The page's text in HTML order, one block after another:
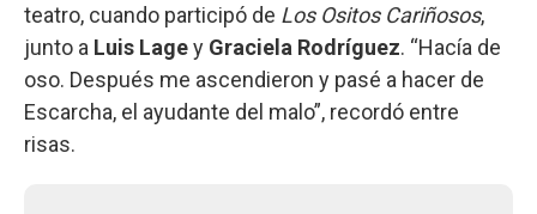
teatro, cuando participó de Los Ositos Cariñosos,
junto a Luis Lagey Graciela Rodríguez. “Hacía de
oso. Después me ascendieron y pasé a hacer de
Escarcha, el ayudante del malo”, recordó entre
risas.